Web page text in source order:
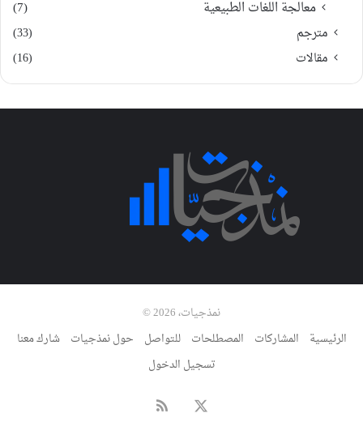
معالجة اللغات الطبيعية
(7)
مترجم
(33)
مقالات
(16)
نمذجيات، 2026 ©
الرئيسية المشاركات المصطلحات للتواصل حول نمذجيات شارك معنا
تسجيل الدخول